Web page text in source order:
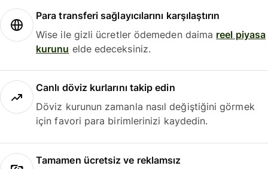
Para transferi sağlayıcılarını karşılaştırın
Wise ile gizli ücretler ödemeden daima reel piyasa
kurunu elde edeceksiniz.
Canlı döviz kurlarını takip edin
Döviz kurunun zamanla nasıl değiştiğini görmek
için favori para birimlerinizi kaydedin.
Tamamen ücretsiz ve reklamsız